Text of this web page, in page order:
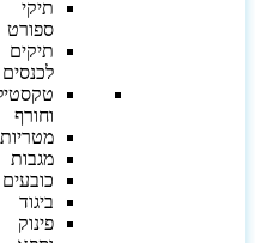
תיקי
ספורט
תיקים
לכנסים
טקסטיל
וחורף
מטריות
מגבות
כובעים
ביגוד
פינוק